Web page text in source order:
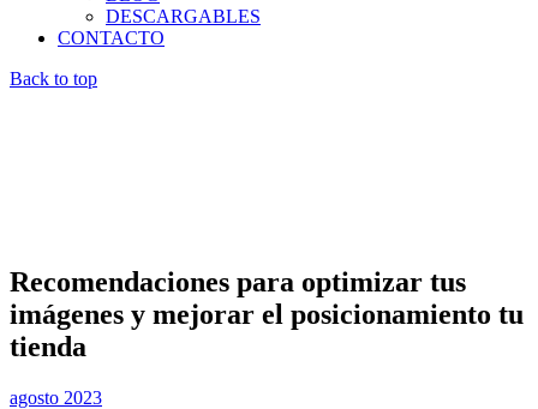
DESCARGABLES
CONTACTO
Back to top
Recomendaciones para optimizar tus
imágenes y mejorar el posicionamiento tu
tienda
agosto 2023